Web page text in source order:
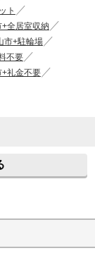
ト
+全居室収納
市+駐輪場
不要
+礼金不要